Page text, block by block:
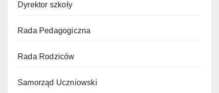
Dyrektor szkoły
Rada Pedagogiczna
Rada Rodziców
Samorząd Uczniowski